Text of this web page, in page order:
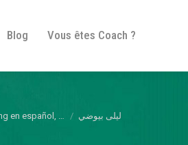
Blog Vous êtes Coach ?
en español, … ليلى بيوضي